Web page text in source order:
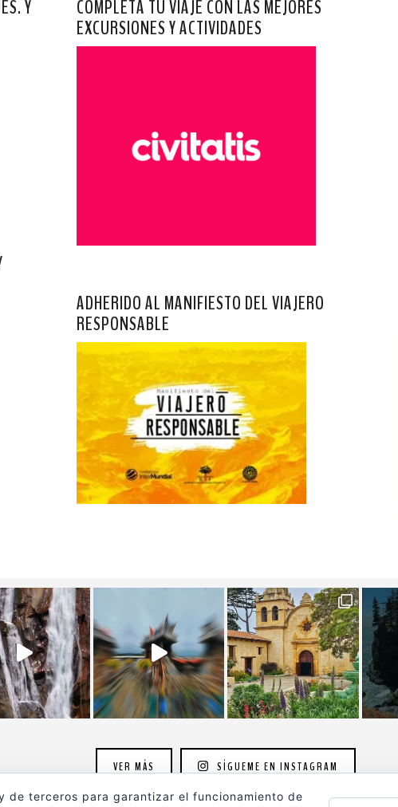
Y
COMPLETA TU VIAJE CON LAS MEJORES
EXCURSIONES Y ACTIVIDADES
ADHERIDO AL MANIFIESTO DEL VIAJERO
RESPONSABLE
VER MÁS SÍGUEME EN INSTAGRAM
de terceros para garantizar el funcionamiento de